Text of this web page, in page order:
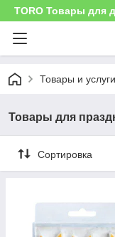
TORO Товары для
Товары и услуги
Товары для
Сортировка